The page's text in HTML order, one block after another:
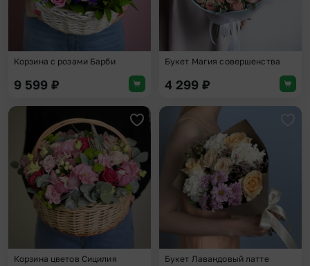
Корзина с розами Барби
9 599 ₽
Букет Магия совершенства
4 299 ₽
Добавить в избранное
Корзина цветов Сицилия Букет Лавандовый латте